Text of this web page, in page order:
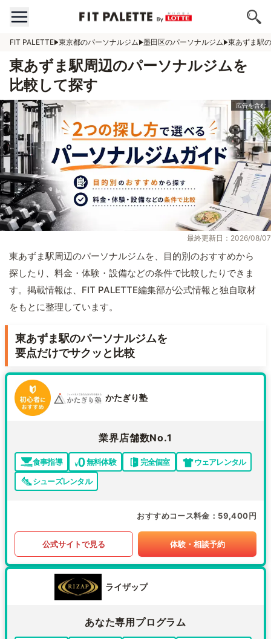
FIT PALETTE 東京都のパーソナルジム 墨田区のパーソナルジム 東あずま駅
東あずま駅周辺のパーソナルジムを
比較して探す
最終更新日：2026/08/07
東あずま駅周辺のパーソナルジムを、目的別のおすすめから
探したり、料金・体験・設備などの条件で比較したりできま
す。掲載情報は、FIT PALETTE編集部が公式情報と独自取材
をもとに整理しています。
東あずま駅のパーソナルジムを
要点だけでサクッと比較
かたぎり塾
業界店舗数No.1
食事指導 無料体験 完全個室
ウェアレンタル
シューズレンタル
おすすめコース料金 59,400円
公式サイトで見る 体験・相談予約
ライザップ
あなた専用プログラム